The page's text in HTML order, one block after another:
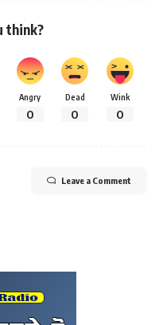
think?
Angry
0
Dead
0
Wink
0
Leave a Comment